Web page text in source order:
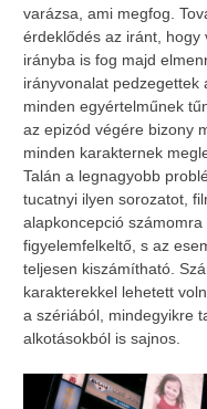
varázsa, ami megfog.
érdeklődés az iránt, hogy
irányba is fog majd
irányvonalat pedzegettek
minden egyértelműnek
az epizód végére bizony
minden karakternek
Talán a legnagyobb
tucatnyi ilyen sorozatot,
alapkoncepció
figyelemfelkeltő, s az
teljesen kiszámítható.
karakterekkel lehetett
a szériából, mindegyikre
alkotásokból is sajnos.